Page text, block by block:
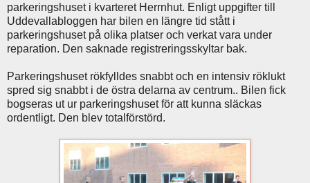
parkeringshuset i kvarteret Herrnhut. Enligt uppgifter till
Uddevallabloggen har bilen en längre tid stått i
parkeringshuset på olika platser och verkat vara under
reparation. Den saknade registreringsskyltar bak.
Parkeringshuset rökfylldes snabbt och en intensiv röklukt
spred sig snabbt i de östra delarna av centrum.. Bilen fick
bogseras ut ur parkeringshuset för att kunna släckas
ordentligt. Den blev totalförstörd.